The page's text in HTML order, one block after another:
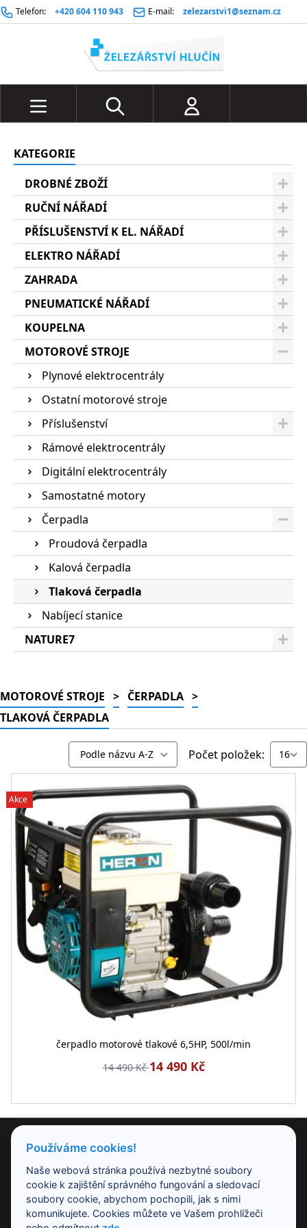
Telefon: +420 604 110 943 E-mail: zelezarstvi1@seznam.cz
KATEGORIE
DROBNÉ ZBOŽÍ
RUČNÍ NÁŘADÍ
PŘÍSLUŠENSTVÍ K EL. NÁŘADÍ
ELEKTRO NÁŘADÍ
ZAHRADA
PNEUMATICKÉ NÁŘADÍ
KOUPELNA
MOTOROVÉ STROJE
Plynové elektrocentrály
Ostatní motorové stroje
Příslušenství
Rámové elektrocentrály
Digitální elektrocentrály
Samostatné motory
Čerpadla
Proudová čerpadla
Kalová čerpadla
Tlaková čerpadla
Nabíjecí stanice
NATURE7
MOTOROVÉ STROJE > ČERPADLA >
TLAKOVÁ ČERPADLA
Počet položek:
Akce
čerpadlo motorové tlakové 6,5HP, 500l/min
14 490 Kč14 490 Kč
PRODUKTY
NAŠE SPOLEČNOST
Používáme cookies!
Naše webová stránka používá nezbytné soubory
cookie k zajištění správného fungování a sledovací
soubory cookie, abychom pochopili, jak s nimi
komunikujete. Cookies můžete ve Vašem prohlížeči